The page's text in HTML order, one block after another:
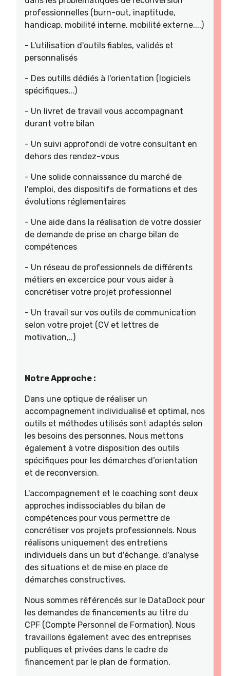
professionnelles (burn-out, inaptitude,
handicap, mobilité interne, mobilité externe....)
- L'utilisation d'outils fiables, validés et
personnalisés
- Des outills dédiés à l'orientation (logiciels
spécifiques,..)
- Un livret de travail vous accompagnant
durant votre bilan
- Un suivi approfondi de votre consultant en
dehors des rendez-vous
- Une solide connaissance du marché de
l'emploi, des dispositifs de formations et des
évolutions réglementaires
- Une aide dans la réalisation de votre dossier
de demande de prise en charge bilan de
compétences
- Un réseau de professionnels de différents
métiers en excercice pour vous aider à
concrétiser votre projet professionnel
- Un travail sur vos outils de communication
selon votre projet (CV et lettres de
motivation,..)
Notre Approche :
Dans une optique de réaliser un
accompagnement individualisé et optimal, nos
outils et méthodes utilisés sont adaptés selon
les besoins des personnes. Nous mettons
également à votre disposition des outils
spécifiques pour les démarches d’orientation
et de reconversion.
L'accompagnement et le coaching sont deux
approches indissociables du bilan de
compétences pour vous permettre de
concrétiser vos projets professionnels. Nous
réalisons uniquement des entretiens
individuels dans un but d'échange, d'analyse
des situations et de mise en place de
démarches constructives.
Nous sommes référencés sur le DataDock pour
les demandes de financements au titre du
CPF (Compte Personnel de Formation). Nous
travaillons également avec des entreprises
publiques et privées dans le cadre de
financement par le plan de formation.